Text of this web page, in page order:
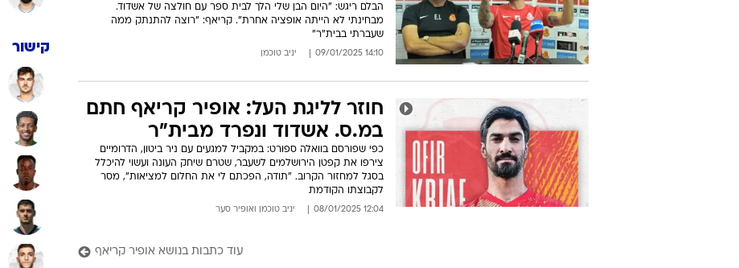
הבלם ריגש: "היום הבן שלי הלך לבית ספר עם חולצה של אשדוד.
מבחינתי לא הייתה אופציה אחרת". קריאף: "רוצה להתנתק ממה
שעברתי בבית"ר"
14:10 09/01/2025 יניב טוכמן
חוזר לליגת העל: אופיר קריאף חתם
במ.ס. אשדוד ונפרד מבית"ר
כפי שפורסם בוואלה ספורט: במקביל למגעים עם ניר ביטון, הדרומיים
צירפו את קפטן הירושלמים לשעבר, שטרם שיחק העונה ועשוי להיכלל
בסגל למחזור הקרוב. "תודה, הפכתם לי את החלום למציאות", מסר
לקבוצתו הקודמת
12:04 08/01/2025 יניב טוכמן אופיר סער
עוד כתבות בנושא אופיר קריאף
קישור